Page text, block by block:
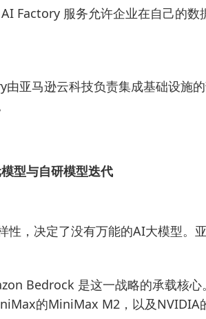
Factory 服务允许企业在自己的
亚马逊云科技负责集成基础设施
型与自研模型迭代
性，决定了没有万能的AI大模型。
Bedrock 是这一战略的承载核
的MiniMax M2，以及NVIDIA